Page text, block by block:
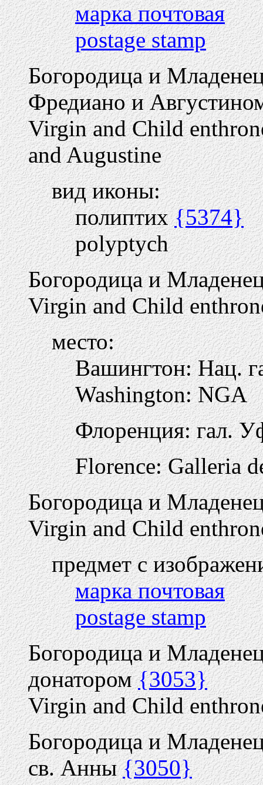
марка почтовая
postage stamp
Богородица и
Фредиано и
Virgin and Child
and Augustine
вид иконы:
полиптих{5374}
polyptych
Богородица и
Virgin and Child
место:
Вашингтон: Нац.
Washington: NGA
Флоренция: гал.
Florence: Galleria
Богородица и
Virgin and Child
предмет с
марка почтовая
postage stamp
Богородица и
донатором{3053}
Virgin and Child
Богородица и
св. Анны{3050}